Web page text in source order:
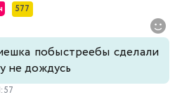
577
побыстреебы сделали
не дождусь